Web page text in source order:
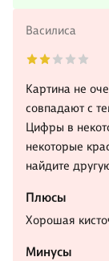
Василиса
Картина не
совпадают с
Цифры в
некоторые
найдите
Плюсы
Хорошая
Минусы